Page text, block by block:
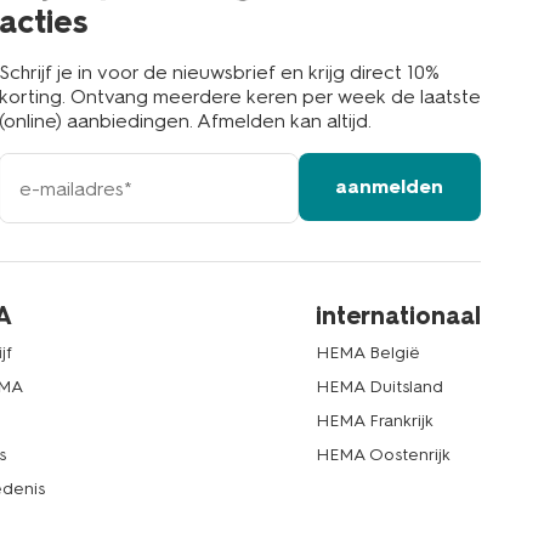
acties
Schrijf je in voor de nieuwsbrief en krijg direct 10%
korting. Ontvang meerdere keren per week de laatste
(online) aanbiedingen. Afmelden kan altijd.
e-
mailadres
aanmelden
internationaal
HEMA België
HEMA Duitsland
HEMA Frankrijk
HEMA Oostenrijk